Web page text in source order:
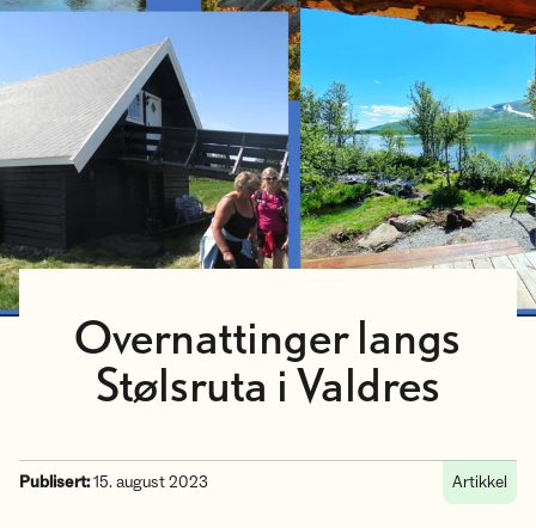
Overnattinger langs
Stølsruta i Valdres
Publisert:15. august 2023 Artikkel